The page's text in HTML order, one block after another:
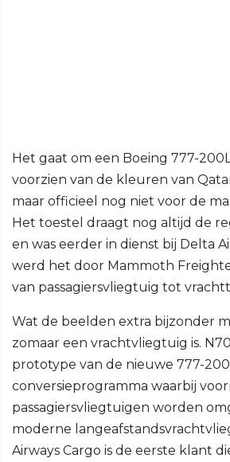
Het gaat om een Boeing 777-
voorzien van de kleuren van
maar officieel nog niet voor de
Het toestel draagt nog altijd de
en was eerder in dienst bij Delta
werd het door Mammoth
van passagiersvliegtuig tot
Wat de beelden extra bijzonder
zomaar een vrachtvliegtuig is.
prototype van de nieuwe 777-
conversieprogramma waarbij
passagiersvliegtuigen worden
moderne
Airways Cargo is de eerste klant